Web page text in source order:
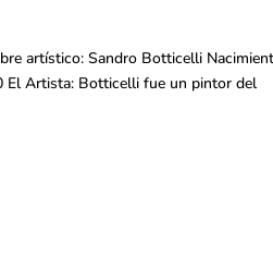
artístico: Sandro Botticelli
El Artista: Botticelli fue un pintor del